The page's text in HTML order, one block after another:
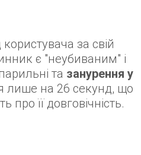
за свій
є "неубиваним" і
та занурення у
лише на 26 секунд, що
її довговічність.